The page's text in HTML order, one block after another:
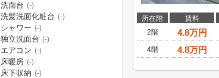
所在階 賃料
2階
4.8万円
4階
4.8万円
洗面台 (-)
洗髪洗面化粧台 (-)
シャワー (-)
独立洗面台 (-)
エアコン (-)
床暖房 (-)
床下収納 (-)